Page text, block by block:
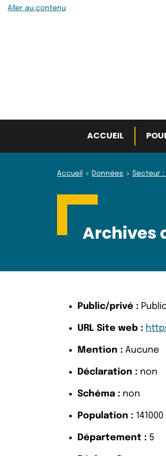
Aller au contenu
ACCUEIL
Accueil Données Secteur :
Archives
Public/privé :
URL Site web :
Mention : Aucune
Déclaration : non
Schéma : non
Population : 141000
Département : 5